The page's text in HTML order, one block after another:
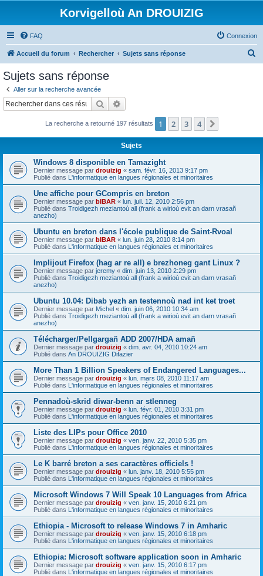
Korvigelloù An DROUIZIG
FAQ Connexion
Accueil du forum Rechercher Sujets sans réponse
c
Sujets sans réponse
Aller sur la recherche avancée
Rechercher
La recherche a retourné 197 résultats 1 2 3 4
Sujets
Windows 8 disponible en Tamazight
Dernier message par drouizig « sam. févr. 16, 2013 9:17 pm
Publié dans L'informatique en langues régionales et minoritaires
Une affiche pour GCompris en breton
Dernier message par bIBAR « lun. juil. 12, 2010 2:56 pm
Publié dans Troidigezh meziantoù all (frank a wirioù evit an darn vrasañ
anezho)
Ubuntu en breton dans l'école publique de Saint-Rvoal
Dernier message par bIBAR « lun. juin 28, 2010 8:14 pm
Publié dans L'informatique en langues régionales et minoritaires
Implijout Firefox (hag ar re all) e brezhoneg gant Linux ?
Dernier message par jeremy « dim. juin 13, 2010 2:29 pm
Publié dans Troidigezh meziantoù all (frank a wirioù evit an darn vrasañ
anezho)
Ubuntu 10.04: Dibab yezh an testennoù nad int ket troet
Dernier message par Michel « dim. juin 06, 2010 10:34 am
Publié dans Troidigezh meziantoù all (frank a wirioù evit an darn vrasañ
anezho)
Télécharger/Pellgargañ ADD 2007/HDA amañ
Dernier message par drouizig « dim. avr. 04, 2010 10:24 am
Publié dans An DROUIZIG Difazier
More Than 1 Billion Speakers of Endangered Languages...
Dernier message par drouizig « lun. mars 08, 2010 11:17 am
Publié dans L'informatique en langues régionales et minoritaires
Pennadoù-skrid diwar-benn ar stlenneg
Dernier message par drouizig « lun. févr. 01, 2010 3:31 pm
Publié dans L'informatique en langues régionales et minoritaires
Liste des LIPs pour Office 2010
Dernier message par drouizig « ven. janv. 22, 2010 5:35 pm
Publié dans L'informatique en langues régionales et minoritaires
Le K barré breton a ses caractères officiels !
Dernier message par drouizig « lun. janv. 18, 2010 5:55 pm
Publié dans L'informatique en langues régionales et minoritaires
Microsoft Windows 7 Will Speak 10 Languages from Africa
Dernier message par drouizig « ven. janv. 15, 2010 6:21 pm
Publié dans L'informatique en langues régionales et minoritaires
Ethiopia - Microsoft to release Windows 7 in Amharic
Dernier message par drouizig « ven. janv. 15, 2010 6:18 pm
Publié dans L'informatique en langues régionales et minoritaires
Ethiopia: Microsoft software application soon in Amharic
Dernier message par drouizig « ven. janv. 15, 2010 6:17 pm
Publié dans L'informatique en langues régionales et minoritaires